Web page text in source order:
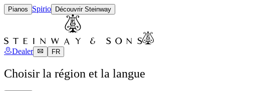
Pianos Spirio Découvrir Steinway
Dealer FR
Choisir la région et la langue